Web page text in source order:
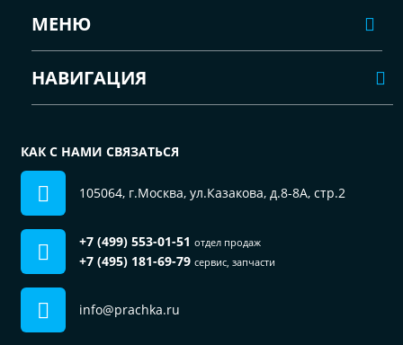
МЕНЮ
НАВИГАЦИЯ
КАК С НАМИ СВЯЗАТЬСЯ
105064, г.Москва, ул.Казакова, д.8-8А, стр.2
+7 (499) 553-01-51 отдел продаж
+7 (495) 181-69-79 сервис, запчасти
info@prachka.ru